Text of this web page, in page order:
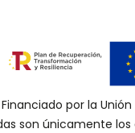
Financiado por la
son únicamente